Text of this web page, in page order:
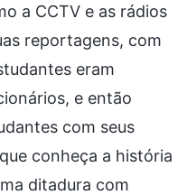
a CCTV e as rádios
reportagens, com
eram
e então
com seus
conheça a história
ditadura com